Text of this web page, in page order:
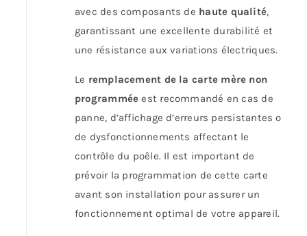
avec des composants de haute qualité,
garantissant une excellente durabilité et
une résistance aux variations électriques.
Le remplacement de la carte mère non
programmée est recommandé en cas de
panne, d’affichage d’erreurs persistantes ou
de dysfonctionnements affectant le
contrôle du poêle. Il est important de
prévoir la programmation de cette carte
avant son installation pour assurer un
fonctionnement optimal de votre appareil.